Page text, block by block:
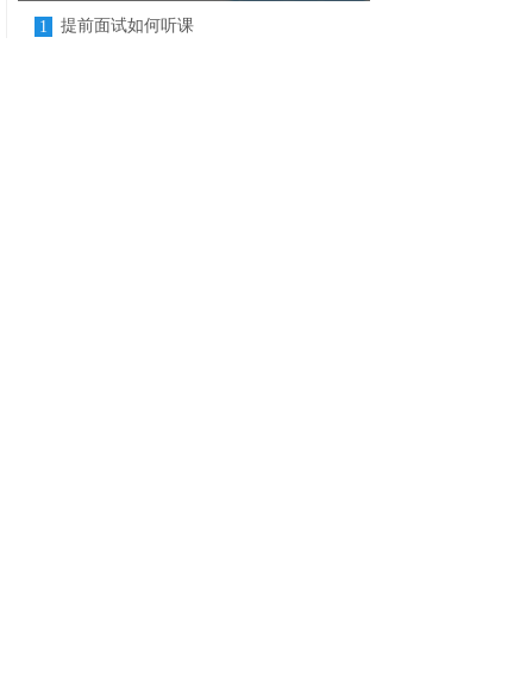
1 提前面试如何听课